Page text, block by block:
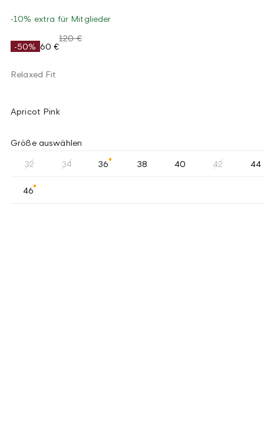
-10% extra für Mitglieder
-50% 60 €
120 €
Relaxed Fit
Apricot Pink
Größe auswählen
32 34 36 38 40 42 44
46